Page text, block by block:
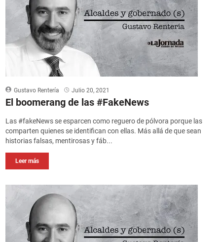
Gustavo Rentería Julio 20, 2021
El boomerang de las #FakeNews
Las #fakeNews se esparcen como reguero de pólvora porque las
comparten quienes se identifican con ellas. Más allá de que sean
historias falsas, mentirosas y fáb...
Leer más